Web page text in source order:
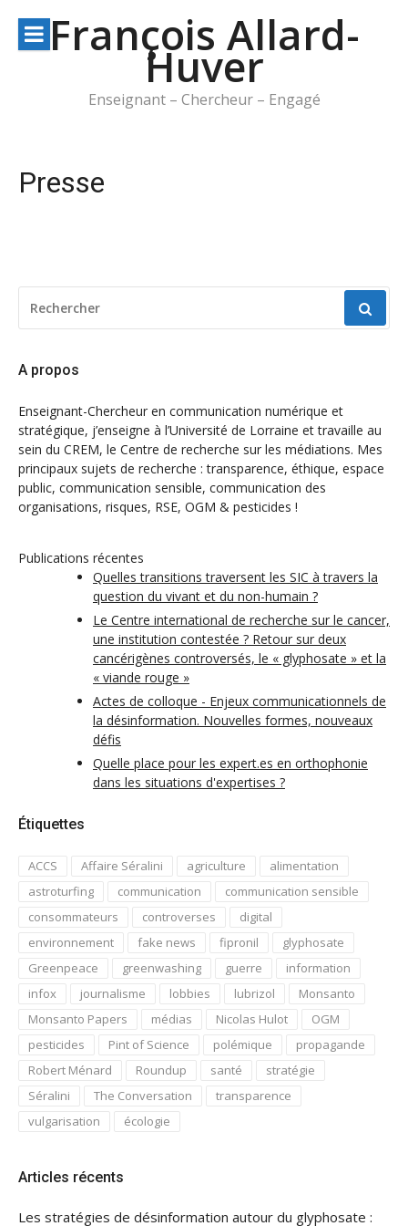
contenuFrançois Allard-
Huver
Enseignant – Chercheur – Engagé
Presse
POUR
:
A propos
Enseignant-Chercheur en communication numérique et
stratégique, j’enseigne à l’Université de Lorraine et travaille au
sein du CREM, le Centre de recherche sur les médiations. Mes
principaux sujets de recherche : transparence, éthique, espace
public, communication sensible, communication des
organisations, risques, RSE, OGM & pesticides !
Publications récentes
Quelles transitions traversent les SIC à travers la
question du vivant et du non-humain ?
Le Centre international de recherche sur le cancer,
une institution contestée ? Retour sur deux
cancérigènes controversés, le « glyphosate » et la
« viande rouge »
Actes de colloque - Enjeux communicationnels de
la désinformation. Nouvelles formes, nouveaux
défis
Quelle place pour les expert.es en orthophonie
dans les situations d'expertises ?
Étiquettes
ACCS Affaire Séralini agriculture
alimentation
astroturfing
communication
communication sensible
consommateurs
controverses
digital
environnement
fake news fipronil
glyphosate
Greenpeace
greenwashing guerre
information
infox
journalisme lobbies lubrizol
Monsanto
Monsanto Papers
médias Nicolas Hulot
OGM
pesticides
Pint of Science polémique
propagande
Robert Ménard
Roundup santé
stratégie
Séralini
The Conversation
transparence
vulgarisation
écologie
Articles récents
Les stratégies de désinformation autour du glyphosate :